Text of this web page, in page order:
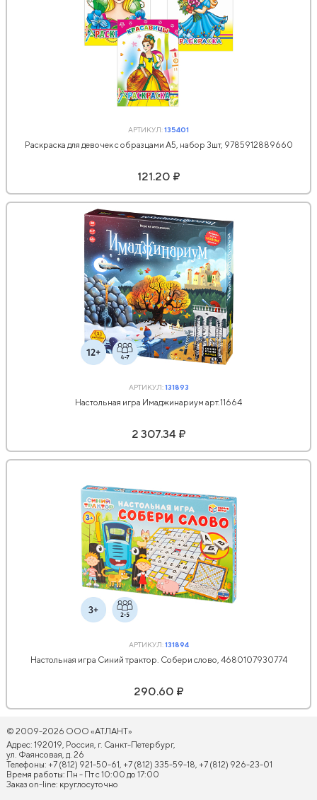
АРТИКУЛ:135401
Раскраска для девочек с образцами А5, набор 3шт, 9785912889660
121.20 ₽
АРТИКУЛ:131893
Настольная игра Имаджинариум арт.11664
2 307.34 ₽
АРТИКУЛ:131894
Настольная игра Синий трактор. Собери слово, 4680107930774
290.60 ₽
© 2009-2026 ООО «АТЛАНТ»
Адрес: 192019, Россия, г. Санкт-Петербург,
ул. Фаянсовая, д. 26
Телефоны: +7 (812) 921-50-61, +7 (812) 335-59-18, +7 (812) 926-23-01
Время работы: Пн - Пт с 10:00 до 17:00
Заказ on-line: круглосуточно